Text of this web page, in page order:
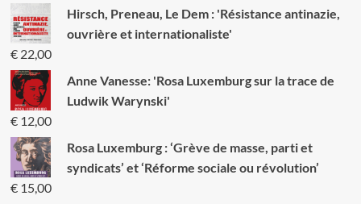
Hirsch, Preneau, Le Dem : 'Résistance antinazie,
ouvrière et internationaliste'
€22,00
Anne Vanesse: 'Rosa Luxemburg sur la trace de
Ludwik Warynski'
€12,00
Rosa Luxemburg : ‘Grève de masse, parti et
syndicats’ et ‘Réforme sociale ou révolution’
€15,00